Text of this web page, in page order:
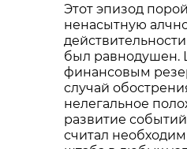
Этот эпизод
ненасытную
был равнодушен.
финансовым
случай
нелегальное
развитие
считал